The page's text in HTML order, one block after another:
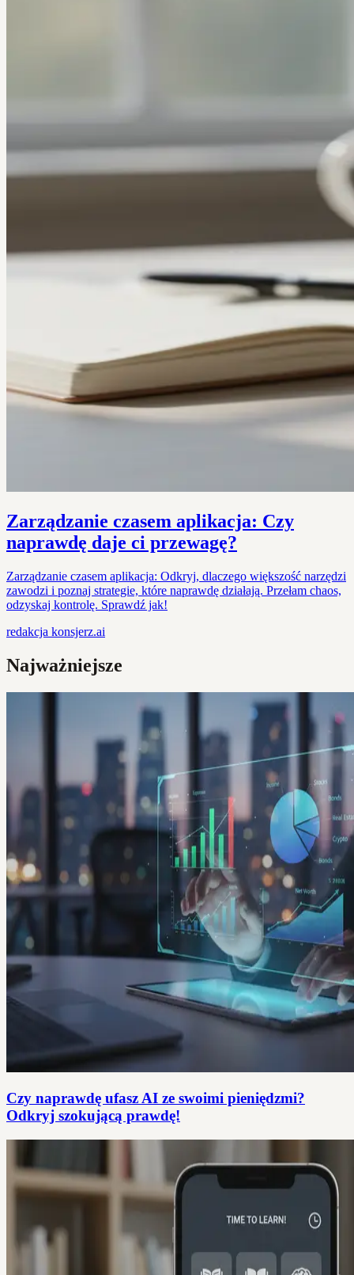
Zarządzanie czasem aplikacja: Czy
naprawdę daje ci przewagę?
Zarządzanie czasem aplikacja: Odkryj, dlaczego większość narzędzi
zawodzi i poznaj strategie, które naprawdę działają. Przełam chaos,
odzyskaj kontrolę. Sprawdź jak!
redakcja konsjerz.ai
Najważniejsze
Czy naprawdę ufasz AI ze swoimi pieniędzmi?
Odkryj szokującą prawdę!